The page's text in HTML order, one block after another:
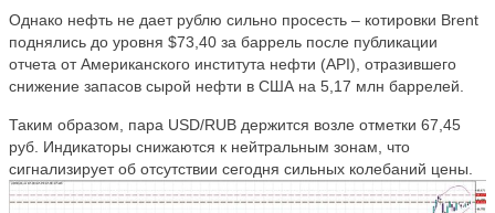
Однако нефть не дает рублю сильно просесть – котировки Brent
поднялись до уровня $73,40 за баррель после публикации
отчета от Американского института нефти (API), отразившего
снижение запасов сырой нефти в США на 5,17 млн баррелей.
Таким образом, пара USD/RUB держится возле отметки 67,45
руб. Индикаторы снижаются к нейтральным зонам, что
сигнализирует об отсутствии сегодня сильных колебаний цены.